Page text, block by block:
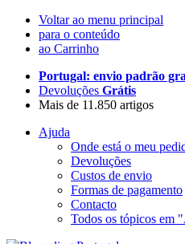
Voltar ao menu principal
para o conteúdo
ao Carrinho
Portugal: envio padrão
Devoluções Grátis
Mais de 11.850 artigos
Ajuda
Onde está o meu
Devoluções
Custos de envio
Formas de pagamento
Contacto
Todos os tópicos em